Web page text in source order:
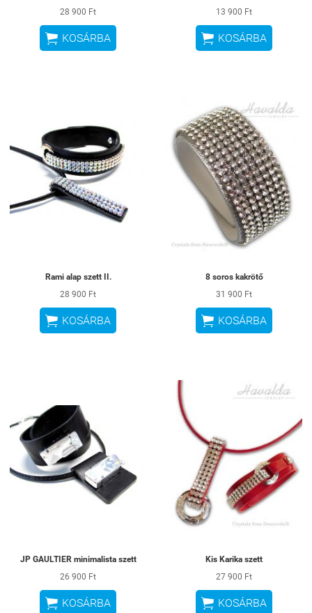
28 900 Ft
 KOSÁRBA
13 900 Ft
 KOSÁRBA
Rami alap szett II.
28 900 Ft
 KOSÁRBA
8 soros kakrötő
31 900 Ft
 KOSÁRBA
JP GAULTIER minimalista szett
26 900 Ft
 KOSÁRBA
Kis Karika szett
27 900 Ft
 KOSÁRBA